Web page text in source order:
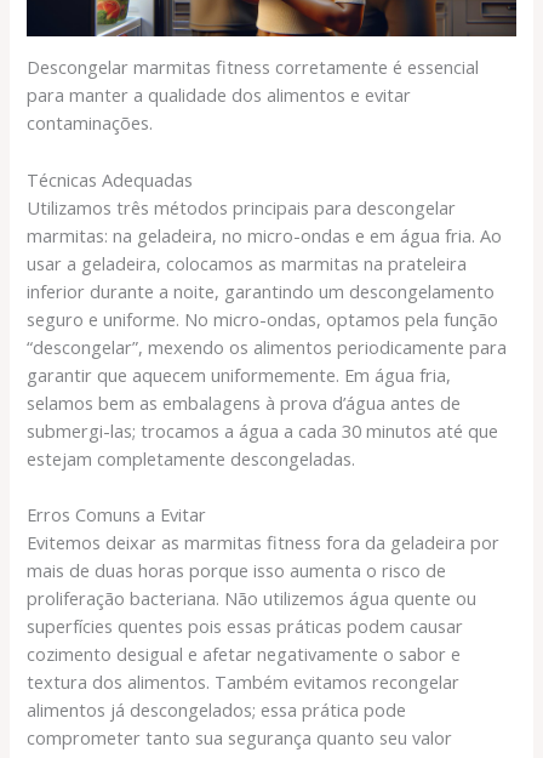
Descongelar marmitas fitness corretamente é essencial
para manter a qualidade dos alimentos e evitar
contaminações.
Técnicas Adequadas
Utilizamos três métodos principais para descongelar
marmitas: na geladeira, no micro-ondas e em água fria. Ao
usar a geladeira, colocamos as marmitas na prateleira
inferior durante a noite, garantindo um descongelamento
seguro e uniforme. No micro-ondas, optamos pela função
“descongelar”, mexendo os alimentos periodicamente para
garantir que aquecem uniformemente. Em água fria,
selamos bem as embalagens à prova d’água antes de
submergi-las; trocamos a água a cada 30 minutos até que
estejam completamente descongeladas.
Erros Comuns a Evitar
Evitemos deixar as marmitas fitness fora da geladeira por
mais de duas horas porque isso aumenta o risco de
proliferação bacteriana. Não utilizemos água quente ou
superfícies quentes pois essas práticas podem causar
cozimento desigual e afetar negativamente o sabor e
textura dos alimentos. Também evitamos recongelar
alimentos já descongelados; essa prática pode
comprometer tanto sua segurança quanto seu valor